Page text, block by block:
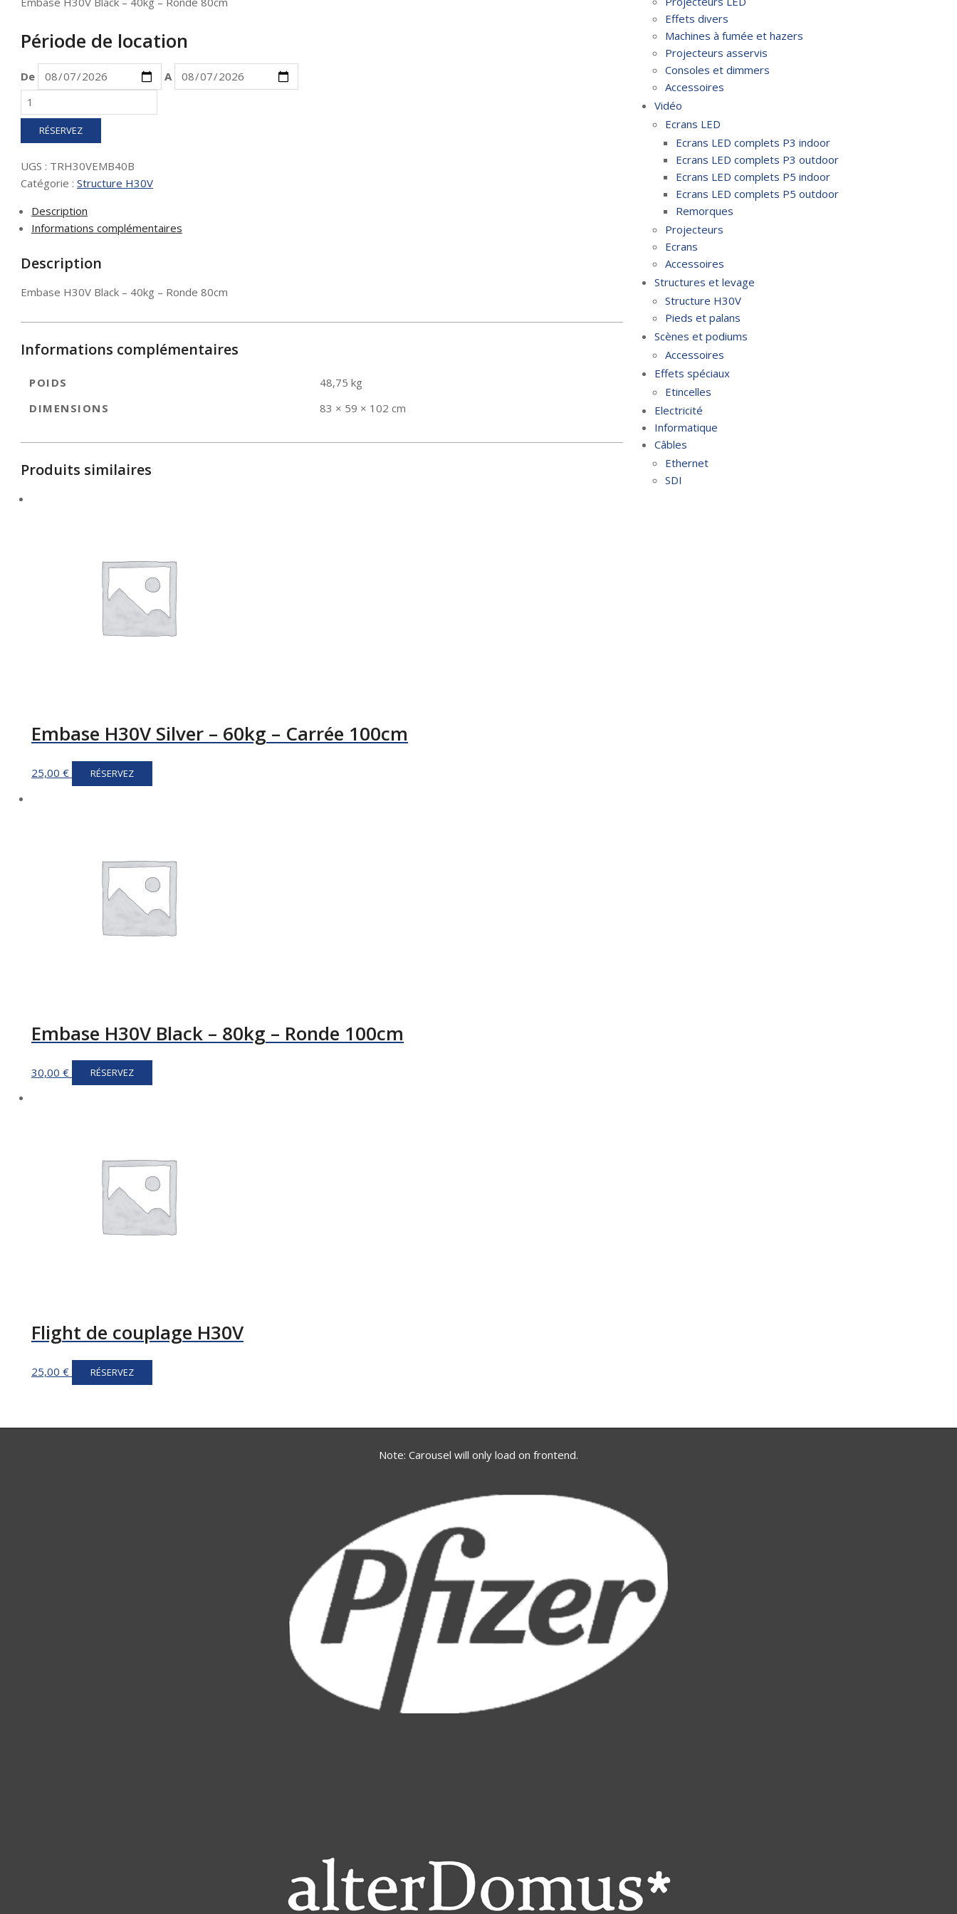
Période de location
De
A
quantité
de
Embase
H30V
-
40kg
Ronde
80cm
RÉSERVEZ
UGS : TRH30VEMB40B
Catégorie : Structure H30V
Description
Informations complémentaires
Description
Embase H30V Black – 40kg – Ronde 80cm
Informations complémentaires
POIDS
48,75 kg
DIMENSIONS
83 × 59 × 102 cm
Produits similaires
Embase H30V Silver – 60kg – Carrée 100cm
25,00 € RÉSERVEZ
Embase H30V Black – 80kg – Ronde 100cm
30,00 € RÉSERVEZ
Flight de couplage H30V
25,00 € RÉSERVEZ
Effets divers
Machines à fumée et hazers
Projecteurs asservis
Consoles et dimmers
Accessoires
Vidéo
Ecrans LED
Ecrans LED complets P3 indoor
Ecrans LED complets P3 outdoor
Ecrans LED complets P5 indoor
Ecrans LED complets P5 outdoor
Remorques
Projecteurs
Ecrans
Accessoires
Structures et levage
Structure H30V
Pieds et palans
Scènes et podiums
Accessoires
Effets spéciaux
Etincelles
Electricité
Informatique
Câbles
Ethernet
SDI
Note: Carousel will only load on frontend.